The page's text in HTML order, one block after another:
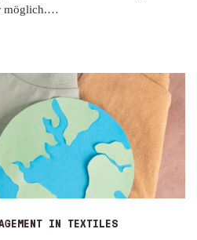
möglich.…
IN TEXTILES